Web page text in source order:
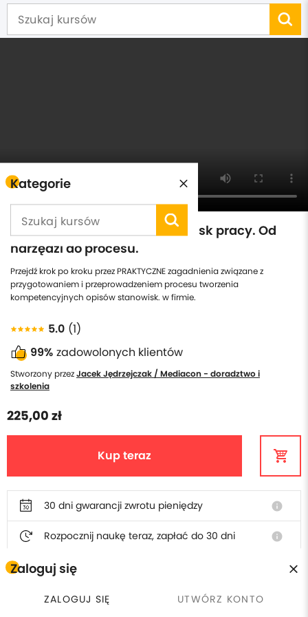
Kategorie
Zaloguj się
ZALOGUJ SIĘ UTWÓRZ KONTO
Kompetencyjne opisy stanowisk pracy. Od
narzędzi do procesu.
Przejdź krok po kroku przez PRAKTYCZNE zagadnienia związane z
przygotowaniem i przeprowadzeniem procesu tworzenia
kompetencyjnych opisów stanowisk. w firmie.
5.0 (1)
99% zadowolonych klientów
Stworzony przezJacek Jędrzejczak / Mediacon - doradztwo i
szkolenia
225,00 zł
Kup teraz
30 dni gwarancji zwrotu pieniędzy info
Rozpocznij naukę teraz, zapłać do 30 dni info
Polska obsługa i faktura